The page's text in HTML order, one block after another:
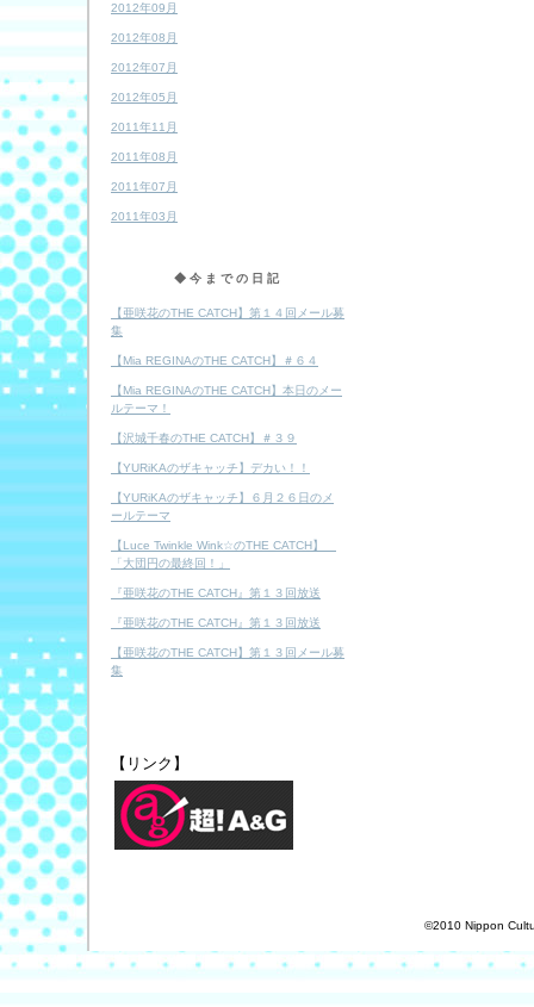
2012年09月
2012年08月
2012年07月
2012年05月
2011年11月
2011年08月
2011年07月
2011年03月
◆今までの日記
【亜咲花のTHE CATCH】第１４回メール募
集
【Mia REGINAのTHE CATCH】＃６４
【Mia REGINAのTHE CATCH】本日のメー
ルテーマ！
【沢城千春のTHE CATCH】＃３９
【YURiKAのザキャッチ】デカい！！
【YURiKAのザキャッチ】６月２６日のメ
ールテーマ
【Luce Twinkle Wink☆のTHE CATCH】
「大団円の最終回！」
『亜咲花のTHE CATCH』第１３回放送
『亜咲花のTHE CATCH』第１３回放送
【亜咲花のTHE CATCH】第１３回メール募
集
【リンク】
©2010 Nippon